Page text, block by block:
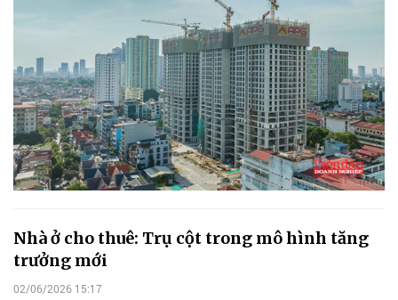
Nhà ở cho thuê: Trụ cột trong mô hình tăng
trưởng mới
02/06/2026 15:17